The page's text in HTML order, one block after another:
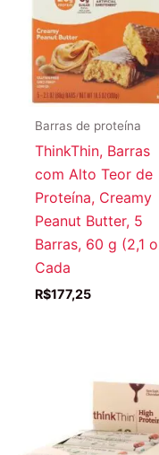
Barras de proteína
ThinkThin, Barras
com Alto Teor de
Proteína, Creamy
Peanut Butter, 5
Barras, 60 g (2,1
Cada
R$177,25